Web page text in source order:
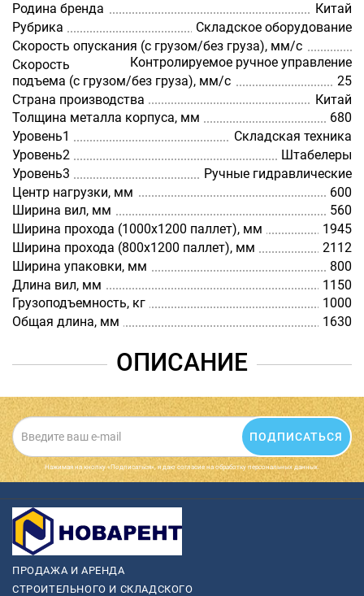
Родина бренда
Китай
Рубрика
Складское оборудование
Скорость опускания (с грузом/без груза), мм/с
Контролируемое ручное управление
Скорость
подъема (с грузом/без груза), мм/с
25
Страна производства
Китай
Толщина металла корпуса, мм
680
Уровень1
Складская техника
Уровень2
Штабелеры
Уровень3
Ручные гидравлические
Центр нагрузки, мм
600
Ширина вил, мм
560
Ширина прохода (1000х1200 паллет), мм
1945
Ширина прохода (800х1200 паллет), мм
2112
Ширина упаковки, мм
800
Длина вил, мм
1150
Грузоподъемность, кг
1000
Общая длина, мм
1630
ОПИСАНИЕ
ПОДПИСАТЬСЯ
Нажимая на кнопку «Подписаться», я даю cогласие на обработку персональных данных.
ПРОДАЖА И АРЕНДА
СТРОИТЕЛЬНОГО И СКЛАДСКОГО